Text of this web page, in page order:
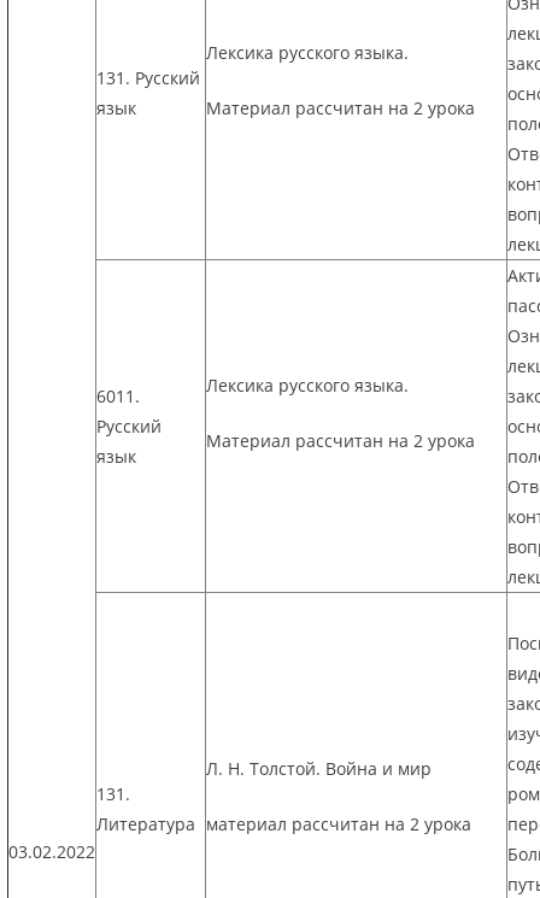
03.02.2022
131. Русский
язык
Лексика русского языка.
Материал рассчитан на 2 урока
6011.
Русский
язык
Лексика русского языка.
Материал рассчитан на 2 урока
131.
Литература
Л. Н. Толстой. Война и мир
материал рассчитан на 2 урока